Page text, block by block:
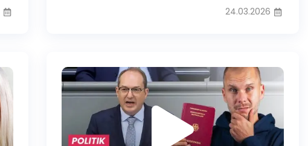
ل
ف
24.03.2026
ت